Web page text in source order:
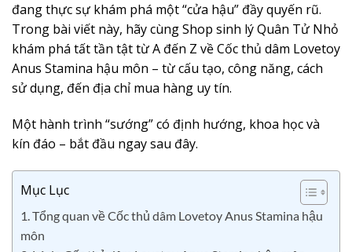
đang thực sự khám phá một “cửa hậu” đầy quyến rũ.
Trong bài viết này, hãy cùng Shop sinh lý Quân Tử Nhỏ
khám phá tất tần tật từ A đến Z về Cốc thủ dâm Lovetoy
Anus Stamina hậu môn – từ cấu tạo, công năng, cách
sử dụng, đến địa chỉ mua hàng uy tín.
Một hành trình “sướng” có định hướng, khoa học và
kín đáo – bắt đầu ngay sau đây.
Mục Lục
1. Tổng quan về Cốc thủ dâm Lovetoy Anus Stamina hậu
môn